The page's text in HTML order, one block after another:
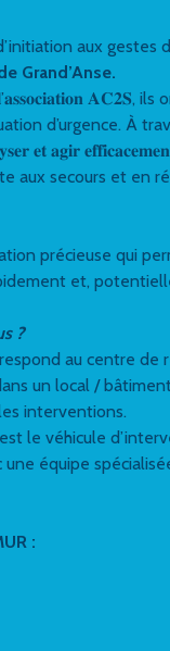
aux gestes
Grand’Anse.
𝐀𝐂𝟐𝐒,
d’urgence. À
𝐞𝐭 𝐚𝐠𝐢𝐫
aux secours et en
précieuse qui
et,
?
au centre de
un local /
interventions.
le véhicule
équipe
: